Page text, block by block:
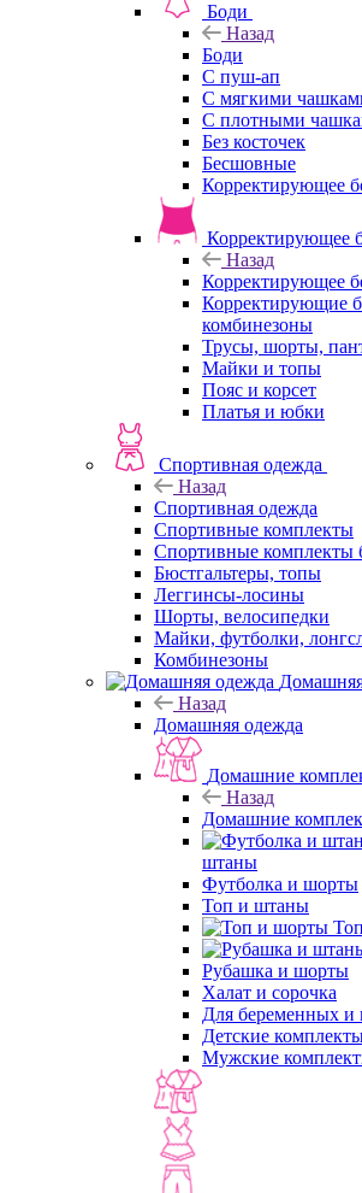
Боди
Назад
Боди
С пуш-ап
С мягкими
С плотными
Без косточек
Бесшовные
Корректирующее
Корректирующее
Назад
Корректирующее
Корректирующие
комбинезоны
Трусы, шорты,
Майки и топы
Пояс и корсет
Платья и юбки
Спортивная одежда
Назад
Спортивная одежда
Спортивные комплекты
Спортивные комплекты
Бюстгальтеры, топы
Леггинсы-лосины
Шорты, велосипедки
Майки, футболки,
Комбинезоны
Назад
Домашняя одежда
Домашние
Назад
Домашние
штаны
Футболка и шорты
Топ и штаны
Рубашка и шорты
Халат и сорочка
Для беременных и
Детские
Мужские